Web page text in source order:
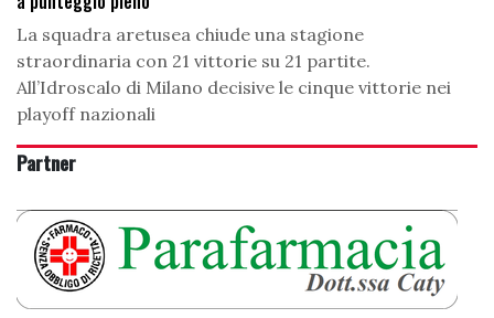
La squadra aretusea chiude una stagione
straordinaria con 21 vittorie su 21 partite.
All’Idroscalo di Milano decisive le cinque vittorie nei
playoff nazionali
Partner